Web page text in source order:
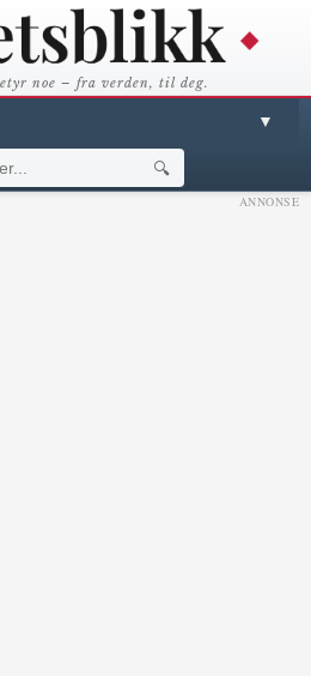
noe – fra verden, til deg.
▼
🔍
ANNONSE